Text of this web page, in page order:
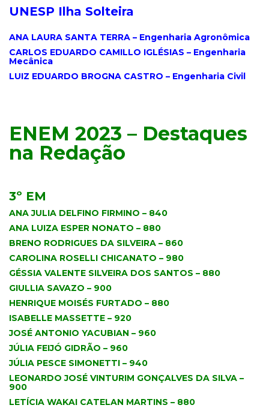
UNESP Ilha Solteira
ANA LAURA SANTA TERRA – Engenharia Agronômica
CARLOS EDUARDO CAMILLO IGLÉSIAS – Engenharia
Mecânica
LUIZ EDUARDO BROGNA CASTRO – Engenharia Civil
ENEM 2023 – Destaques
na Redação
3º EM
ANA JULIA DELFINO FIRMINO – 840
ANA LUIZA ESPER NONATO – 880
BRENO RODRIGUES DA SILVEIRA – 860
CAROLINA ROSELLI CHICANATO – 980
GÉSSIA VALENTE SILVEIRA DOS SANTOS – 880
GIULLIA SAVAZO – 900
HENRIQUE MOISÉS FURTADO – 880
ISABELLE MASSETTE – 920
JOSÉ ANTONIO YACUBIAN – 960
JÚLIA FEIJÓ GIDRÃO – 960
JÚLIA PESCE SIMONETTI – 940
LEONARDO JOSÉ VINTURIM GONÇALVES DA SILVA –
900
LETÍCIA WAKAI CATELAN MARTINS – 880